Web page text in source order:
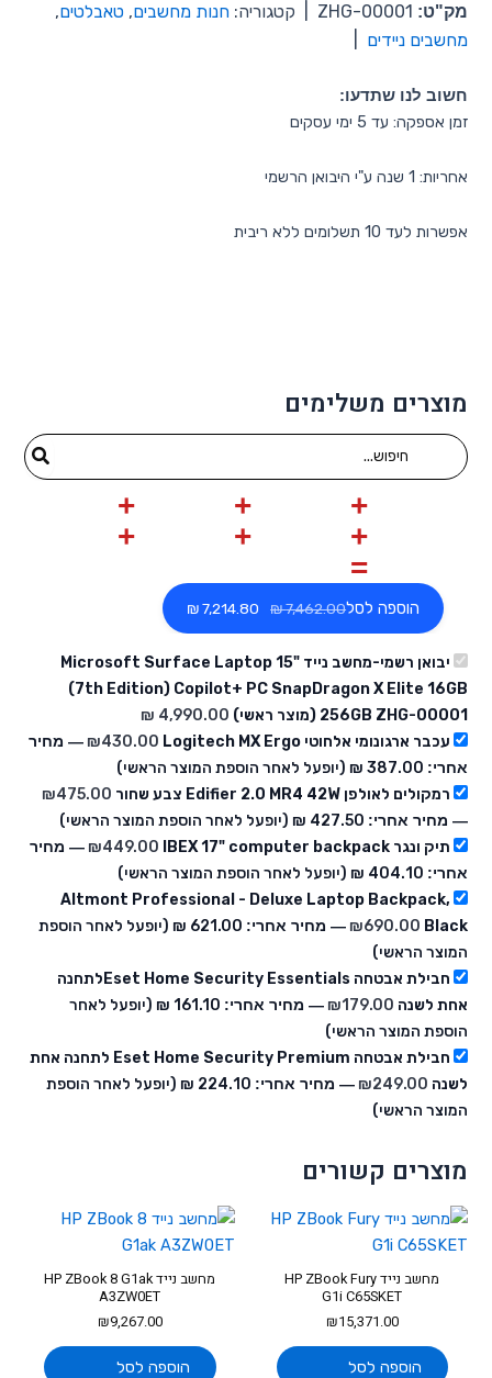
מק"ט: קטגוריה:חנות מחשבים,טאבלטים,
מחשבים ניידים
חשוב לנו שתדעו:
זמן אספקה: עד 5 ימי עסקים
אחריות: 1 שנה ע"י היבואן הרשמי
אפשרות לעד 10 תשלומים ללא ריבית
מוצרים משלימים
for:
הוספה לסל
‏7,462.00 ₪
יבואן רשמי-מחשב נייד Microsoft Surface Laptop 15"
(7th Edition) Copilot+ PC SnapDragon X Elite 16GB
256GB ZHG-00001 (מוצר ראשי)
עכבר ארגונומי אלחוטי Logitech MX Ergo
₪430.00
— מחיר
אחרי:
(יופעל לאחר הוספת המוצר הראשי)
רמקולים לאולפן Edifier 2.0 MR4 42W צבע שחור
₪475.00
— מחיר אחרי:
(יופעל לאחר הוספת המוצר הראשי)
תיק ונגר IBEX 17" computer backpack
₪449.00
— מחיר
אחרי:
(יופעל לאחר הוספת המוצר הראשי)
Altmont Professional - Deluxe Laptop Backpack,
Black
₪690.00 — מחיר אחרי:
(יופעל לאחר הוספת
המוצר הראשי)
חבילת אבטחה Eset Home Security Essentialsלתחנה
אחת לשנה
₪179.00 — מחיר אחרי:
(יופעל לאחר
הוספת המוצר הראשי)
חבילת אבטחה Eset Home Security Premium לתחנה אחת
לשנה
₪249.00 — מחיר אחרי:
(יופעל לאחר הוספת
המוצר הראשי)
מוצרים קשורים
מחשב נייד HP ZBook Fury
G1i C65SKET
₪15,371.00
הוספה לסל
מחשב נייד HP ZBook 8 G1ak
A3ZW0ET
₪9,267.00
הוספה לסל